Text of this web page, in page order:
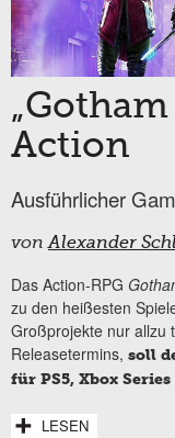
Action
Ausführlicher
vonAlexander
Das Action-RPG
zu den heißesten
Großprojekte nur allzu
Releasetermins, soll
für PS5, Xbox Series
LESEN